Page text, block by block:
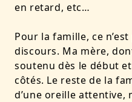
en retard, etc…
Pour la famille, ce
discours. Ma mère,
soutenu dès le début et
côtés. Le reste de la
d’une oreille attentive,